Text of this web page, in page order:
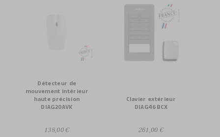
Détecteur de
mouvement intérieur
haute précision
DIAG20AVK
138,00 €
Clavier extérieur
DIAG46BCX
261,00 €